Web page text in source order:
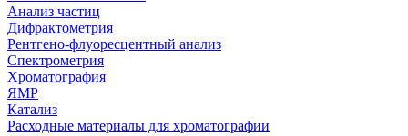
Анализ частиц
Дифрактометрия
Рентгено-флуоресцентный анализ
Спектрометрия
Хроматография
ЯМР
Катализ
Расходные материалы для хроматографии